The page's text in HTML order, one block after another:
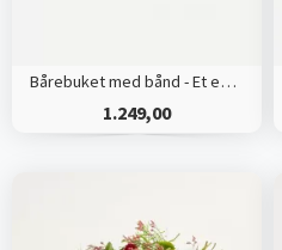
Bårebuket med bånd - Et eksklusivt farvel
1.249,00